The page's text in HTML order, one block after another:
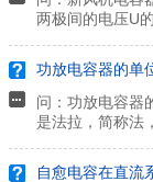
两极间的电压U
功放电容器的单
问：功放电容器
是法拉，简称法
自愈电容在直流